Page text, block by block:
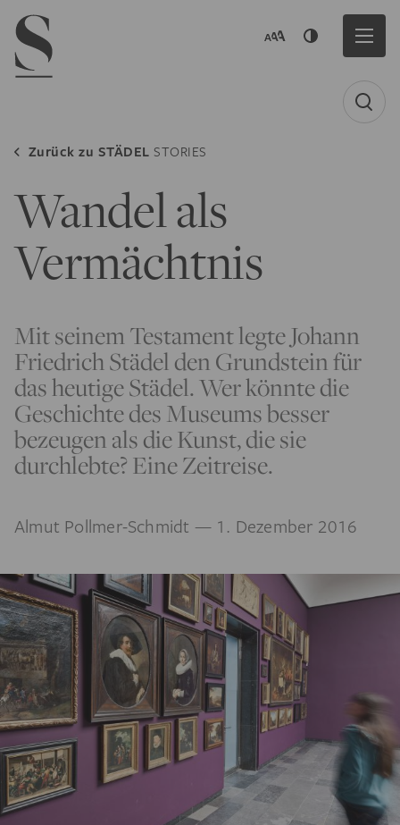
Navigation menu
Zurück zu STÄDEL STORIES
Wandel als
Vermächtnis
Mit seinem Testament legte Johann
Friedrich Städel den Grundstein für
das heutige Städel. Wer könnte die
Geschichte des Museums besser
bezeugen als die Kunst, die sie
durchlebte? Eine Zeitreise.
Almut Pollmer-Schmidt — 1. Dezember 2016